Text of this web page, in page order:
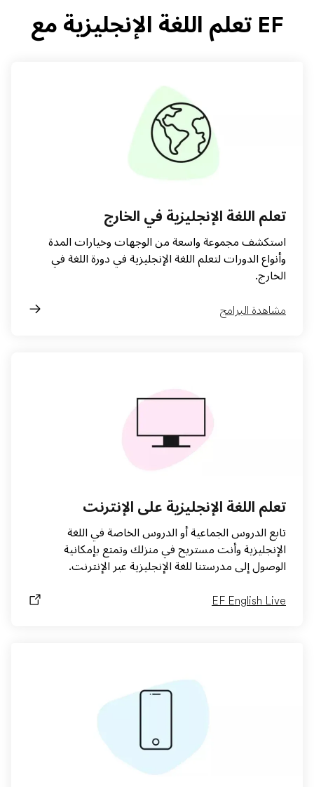
EF تعلم اللغة الإنجليزية مع
تعلم اللغة الإنجليزية في الخارج
استكشف مجموعة واسعة من الوجهات وخيارات المدة
وأنواع الدورات لتعلم اللغة الإنجليزية في دورة اللغة في
الخارج.
مشاهدة البرامج
تعلم اللغة الإنجليزية على الإنترنت
تابع الدروس الجماعية أو الدروس الخاصة في اللغة
الإنجليزية وأنت مستريح في منزلك وتمتع بإمكانية
الوصول إلى مدرستنا للغة الإنجليزية عبر الإنترنت.
EF English Live